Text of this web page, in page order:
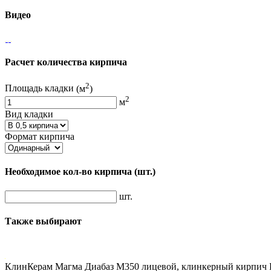
Видео
Расчет количества кирпича
Площадь кладки (м2)
м2
Вид кладки
Формат кирпича
Необходимое кол-во кирпича (шт.)
шт.
Также выбирают
КлинКерам Магма Диабаз М350 лицевой, клинкерный кирпич